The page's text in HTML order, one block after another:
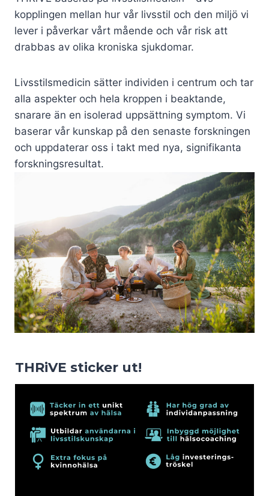
kopplingen mellan hur vår livsstil och den miljö vi
lever i påverkar vårt mående och vår risk att
drabbas av olika kroniska sjukdomar.
Livsstilsmedicin sätter individen i centrum och tar
alla aspekter och hela kroppen i beaktande,
snarare än en isolerad uppsättning symptom. Vi
baserar vår kunskap på den senaste forskningen
och uppdaterar oss i takt med nya, signifikanta
forskningsresultat.
THRiVE sticker ut!